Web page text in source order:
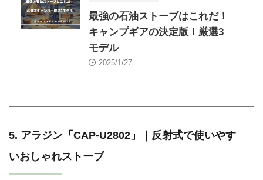
最強の石油ストーブはこれだ！
キャンプギアの決定版！厳選3
モデル
2025/1/27
5. アラジン「CAP-U2802」｜反射式で使いやす
いおしゃれストーブ